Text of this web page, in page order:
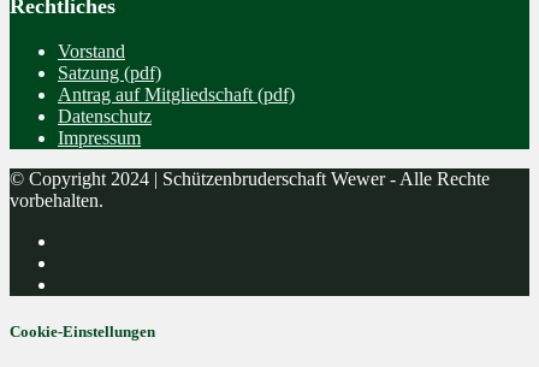
Rechtliches
Vorstand
Satzung (pdf)
Antrag auf Mitgliedschaft (pdf)
Datenschutz
Impressum
© Copyright 2024 | Schützenbruderschaft Wewer - Alle Rechte
vorbehalten.
Cookie-Einstellungen